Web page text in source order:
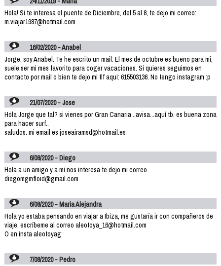
Hola! Si te interesa el puente de Diciembre, del 5 al 8, te dejo mi correo:
m.viajar1987@hotmail.com
16/02/2020 - Anabel
Jorge, soy Anabel. Te he escrito un mail. El mes de octubre es bueno para mi,
suele ser mi mes favorito para coger vacaciones. Si quieres seguimos en
contacto por mail o bien te dejo mi tlf aqui: 615503136. No tengo instagram :p
21/07/2020 - Jose
Hola Jorge que tal? si vienes por Gran Canaria ..avisa...aquí tb. es buena zona
para hacer surf..
saludos. mi email es joseairamsd@hotmail.es
6/08/2020 - Diego
Hola a un amigo y a mi nos interesa te dejo mi correo
diegomgmfloid@gmail.com
6/08/2020 - Maria Alejandra
Hola yo estaba pensando en viajar a Ibiza, me gustaría ir con compañeros de
viaje, escríbeme al correo aleotoya_16@hotmail.com
O en insta aleotoyag
7/08/2020 - Pedro